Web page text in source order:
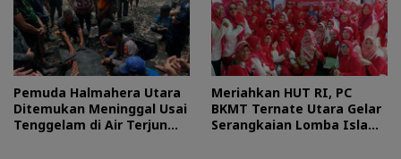
Pemuda Halmahera Utara
Ditemukan Meninggal Usai
Tenggelam di Air Terjun
Meriahkan HUT RI, PC
BKMT Ternate Utara Gelar
Serangkaian Lomba Islami